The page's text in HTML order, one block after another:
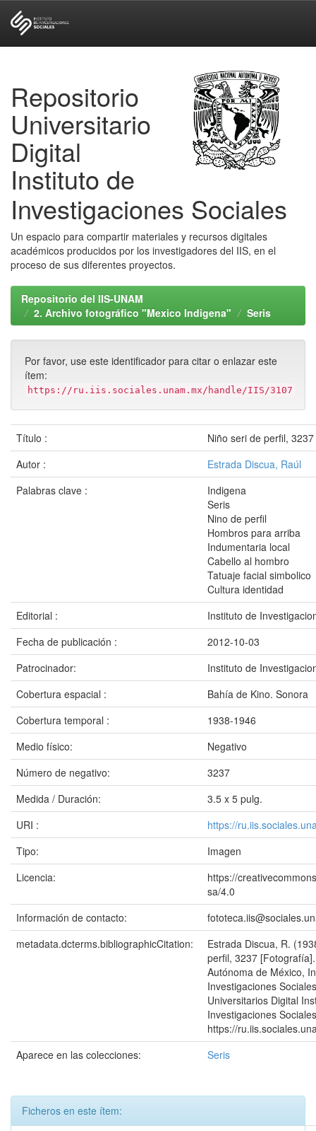
Repositorio
Universitario
Digital
Instituto de
Investigaciones Sociales
Un espacio para compartir materiales y recursos digitales
académicos producidos por los investigadores del IIS, en el
proceso de sus diferentes proyectos.
Repositorio del IIS-UNAM
2. Archivo fotográfico "Mexico Indigena"
Seris
Por favor, use este identificador para citar o enlazar este
ítem:
https://ru.iis.sociales.unam.mx/handle/IIS/3107
Título :
Niño seri de perfil, 3237
Autor :
Estrada Discua, Raúl
Palabras clave :
Indigena
Seris
Nino de perfil
Hombros para arriba
Indumentaria local
Cabello al hombro
Tatuaje facial simbolico
Cultura identidad
Editorial :
Instituto de
Fecha de publicación :
2012-10-03
Patrocinador:
Instituto de
Cobertura espacial :
Bahía de Kino. Sonora
Cobertura temporal :
1938-1946
Medio físico:
Negativo
Número de negativo:
3237
Medida / Duración:
3.5 x 5 pulg.
URI :
https://
Tipo:
Imagen
Licencia:
https://
sa/4.0
Información de contacto:
metadata.dcterms.bibliographicCitation:
Estrada Discua, R.
perfil, 3237
Autónoma de México,
Investigaciones
Universitarios Digital
Investigaciones
https://
Aparece en las colecciones:
Seris
Ficheros en este ítem: